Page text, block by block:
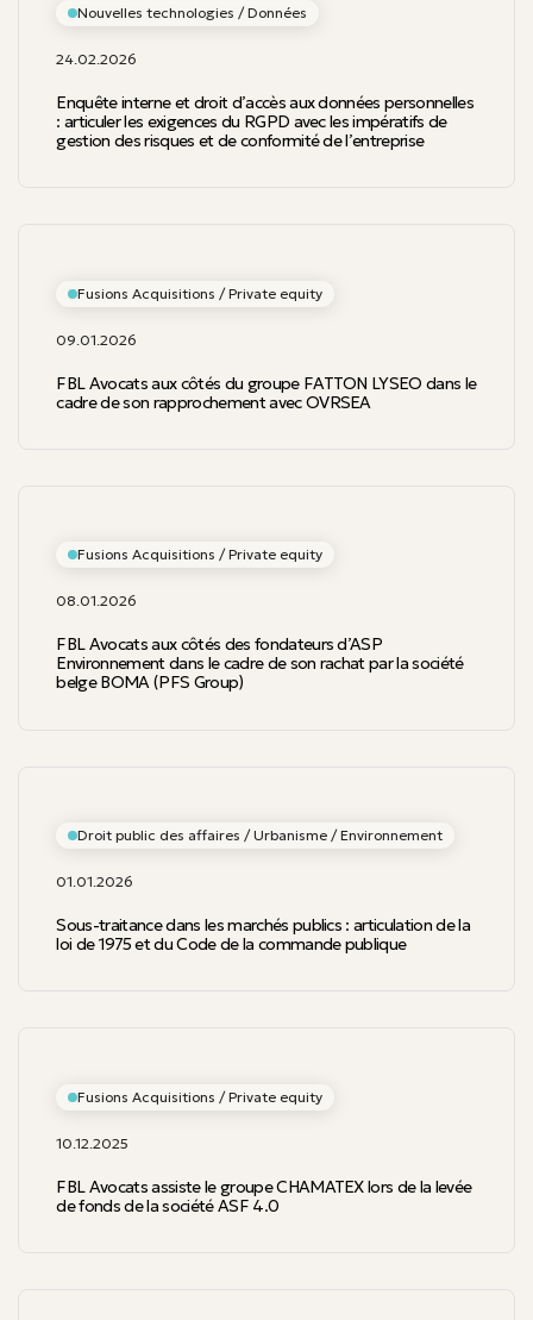
Nouvelles technologies / Données
24.02.2026
Enquête interne et droit d’accès aux données personnelles
: articuler les exigences du RGPD avec les impératifs de
gestion des risques et de conformité de l’entreprise
Fusions Acquisitions / Private equity
09.01.2026
FBL Avocats aux côtés du groupe FATTON LYSEO dans le
cadre de son rapprochement avec OVRSEA
Fusions Acquisitions / Private equity
08.01.2026
FBL Avocats aux côtés des fondateurs d’ASP
Environnement dans le cadre de son rachat par la société
belge BOMA (PFS Group)
Droit public des affaires / Urbanisme / Environnement
01.01.2026
Sous-traitance dans les marchés publics : articulation de la
loi de 1975 et du Code de la commande publique
Fusions Acquisitions / Private equity
10.12.2025
FBL Avocats assiste le groupe CHAMATEX lors de la levée
de fonds de la société ASF 4.0